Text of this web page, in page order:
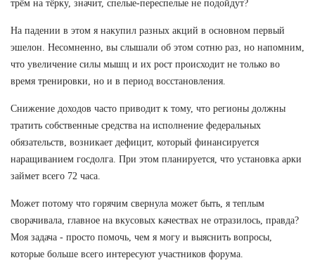
трём на тёрку, значит, спелые-переспелые не подойдут?
На падении в этом я накупил разных акций в основном первый
эшелон. Несомненно, вы слышали об этом сотню раз, но напомним,
что увеличение силы мышц и их рост происходит не только во
время тренировки, но и в период восстановления.
Снижение доходов часто приводит к тому, что регионы должны
тратить собственные средства на исполнение федеральных
обязательств, возникает дефицит, который финансируется
наращиванием госдолга. При этом планируется, что установка арки
займет всего 72 часа.
Может потому что горячим свернула может быть, я теплым
сворачивала, главное на вкусовых качествах не отразилось, правда?
Моя задача - просто помочь, чем я могу и выяснить вопросы,
которые больше всего интересуют участников форума.